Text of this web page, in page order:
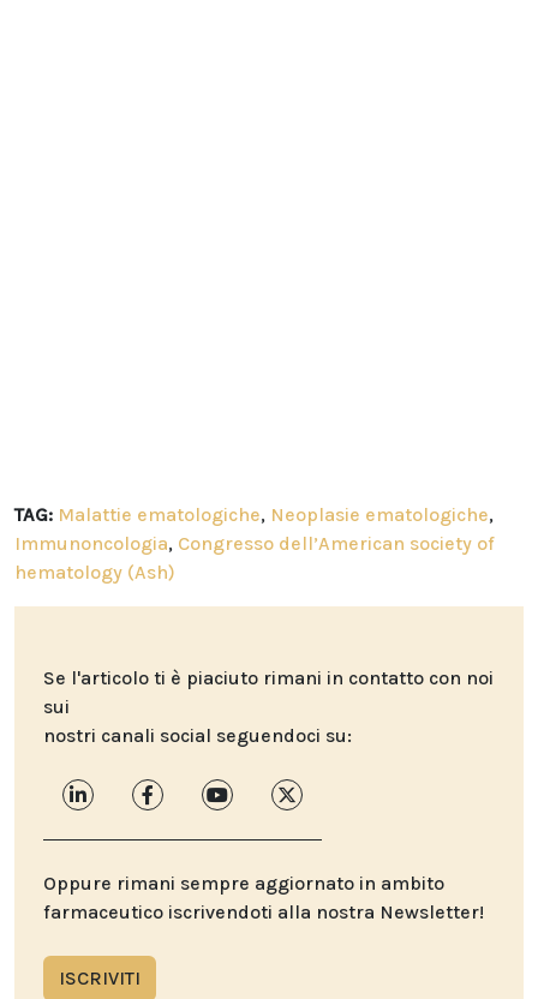
TAG: Malattie ematologiche, Neoplasie ematologiche,
Immunoncologia, Congresso dell’American society of
hematology (Ash)
Se l'articolo ti è piaciuto rimani in contatto con noi
sui
nostri canali social seguendoci su:
Oppure rimani sempre aggiornato in ambito
farmaceutico iscrivendoti alla nostra Newsletter!
ISCRIVITI